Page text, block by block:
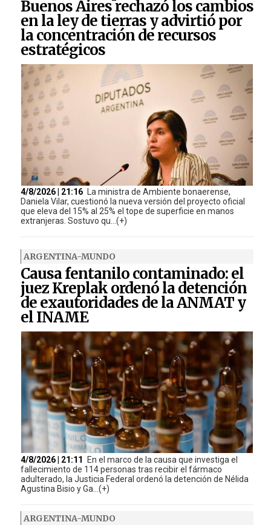
Buenos Aires rechazó los cambios
en la ley de tierras y advirtió por
la concentración de recursos
estratégicos
4/8/2026 | 21:16 La ministra de Ambiente bonaerense,
Daniela Vilar, cuestionó la nueva versión del proyecto oficial
que eleva del 15% al 25% el tope de superficie en manos
extranjeras. Sostuvo qu...(+)
ARGENTINA-MUNDO
Causa fentanilo contaminado: el
juez Kreplak ordenó la detención
de exautoridades de la ANMAT y
el INAME
4/8/2026 | 21:11
En el marco de la causa que investiga el
fallecimiento de 114 personas tras recibir el fármaco
adulterado, la Justicia Federal ordenó la detención de Nélida
Agustina Bisio y Ga...(+)
ARGENTINA-MUNDO